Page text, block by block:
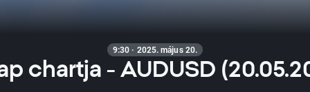
9:30 · 2025. május 20.
chartja - AUDUSD